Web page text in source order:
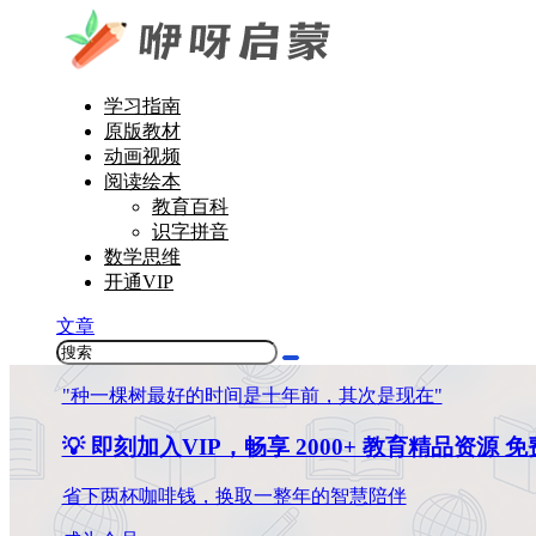
学习指南
原版教材
动画视频
阅读绘本
教育百科
识字拼音
数学思维
开通VIP
文章
"种一棵树最好的时间是十年前，其次是现在"
💡 即刻加入VIP，畅享 2000+ 教育精品资源 免
省下两杯咖啡钱，换取一整年的智慧陪伴